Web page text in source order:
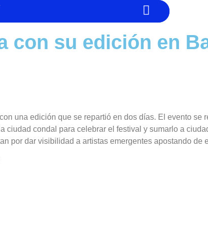
Tendencias
Cultura
Mix series
TE PODEMOS AYUDAR
con su edición en
con una edición que se repartió en dos días. El evento se
ciudad condal para celebrar el festival y sumarlo a
por dar visibilidad a artistas emergentes apostando de